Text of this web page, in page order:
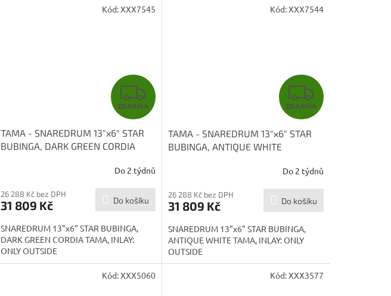
Z
D
R
M
A
ZDARMA
TAMA - SNAREDRUM 13"x6" STAR
BUBINGA, DARK GREEN CORDIA
Do 2 týdnů
26 288 Kč bez DPH
31 809 Kč Do košíku
SNAREDRUM 13"x6" STAR BUBINGA,
DARK GREEN CORDIA TAMA, INLAY:
ONLY OUTSIDE
Kód:XXX7545
Z
D
R
M
A
ZDARMA
TAMA - SNAREDRUM 13"x6" STAR
BUBINGA, ANTIQUE WHITE
Do 2 týdnů
26 288 Kč bez DPH
31 809 Kč Do košíku
SNAREDRUM 13"x6" STAR BUBINGA,
ANTIQUE WHITE TAMA, INLAY: ONLY
OUTSIDE
Kód:XXX7544
Kód:XXX5060 Kód:XXX3577